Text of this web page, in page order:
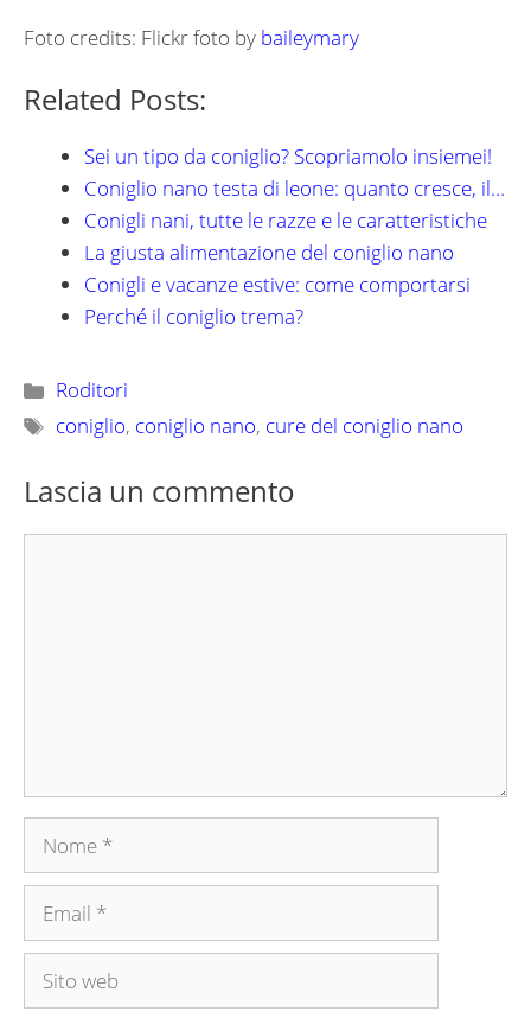
Foto credits: Flickr foto by baileymary
Related Posts:
Sei un tipo da coniglio? Scopriamolo insiemei!
Coniglio nano testa di leone: quanto cresce, il…
Conigli nani, tutte le razze e le caratteristiche
La giusta alimentazione del coniglio nano
Conigli e vacanze estive: come comportarsi
Perché il coniglio trema?
Categorie
Roditori
Tag
coniglio, coniglio nano, cure del coniglio nano
Lascia un commento
Nome
Email
Sito